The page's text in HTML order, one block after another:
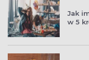
Jak
w 5